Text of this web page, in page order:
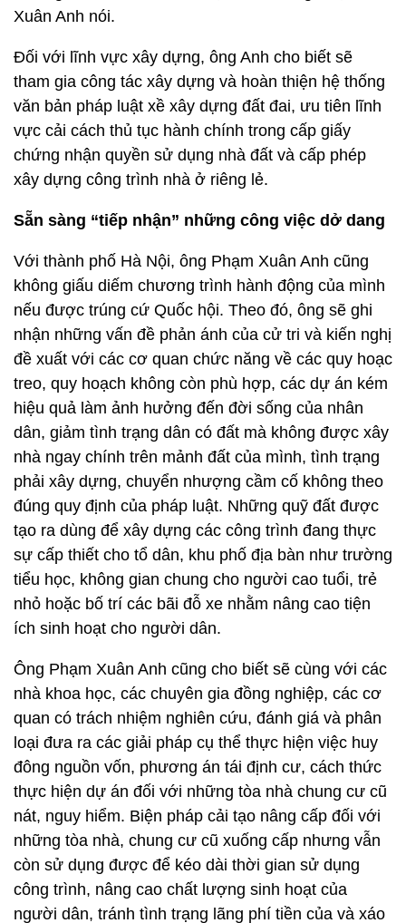
Xuân Anh nói.
Đối với lĩnh vực xây dựng, ông Anh cho biết sẽ
tham gia công tác xây dựng và hoàn thiện hệ thống
văn bản pháp luật xề xây dựng đất đai, ưu tiên lĩnh
vực cải cách thủ tục hành chính trong cấp giấy
chứng nhận quyền sử dụng nhà đất và cấp phép
xây dựng công trình nhà ở riêng lẻ.
Sẵn sàng “tiếp nhận” những công việc dở dang
Với thành phố Hà Nội, ông Phạm Xuân Anh cũng
không giấu diếm chương trình hành động của mình
nếu được trúng cứ Quốc hội. Theo đó, ông sẽ ghi
nhận những vấn đề phản ánh của cử tri và kiến nghị
đề xuất với các cơ quan chức năng về các quy hoạc
treo, quy hoạch không còn phù hợp, các dự án kém
hiệu quả làm ảnh hưởng đến đời sống của nhân
dân, giảm tình trạng dân có đất mà không được xây
nhà ngay chính trên mảnh đất của mình, tình trạng
phải xây dựng, chuyển nhượng cầm cố không theo
đúng quy định của pháp luật. Những quỹ đất được
tạo ra dùng để xây dựng các công trình đang thực
sự cấp thiết cho tổ dân, khu phố địa bàn như trường
tiểu học, không gian chung cho người cao tuổi, trẻ
nhỏ hoặc bố trí các bãi đỗ xe nhằm nâng cao tiện
ích sinh hoạt cho người dân.
Ông Phạm Xuân Anh cũng cho biết sẽ cùng với các
nhà khoa học, các chuyên gia đồng nghiệp, các cơ
quan có trách nhiệm nghiên cứu, đánh giá và phân
loại đưa ra các giải pháp cụ thể thực hiện việc huy
đông nguồn vốn, phương án tái định cư, cách thức
thực hiện dự án đối với những tòa nhà chung cư cũ
nát, nguy hiểm. Biện pháp cải tạo nâng cấp đối với
những tòa nhà, chung cư cũ xuống cấp nhưng vẫn
còn sử dụng được để kéo dài thời gian sử dụng
công trình, nâng cao chất lượng sinh hoạt của
người dân, tránh tình trạng lãng phí tiền của và xáo